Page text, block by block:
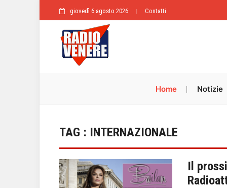
giovedì 6 agosto 2026 Contatti
Home Notizie
TAG : INTERNAZIONALE
Il